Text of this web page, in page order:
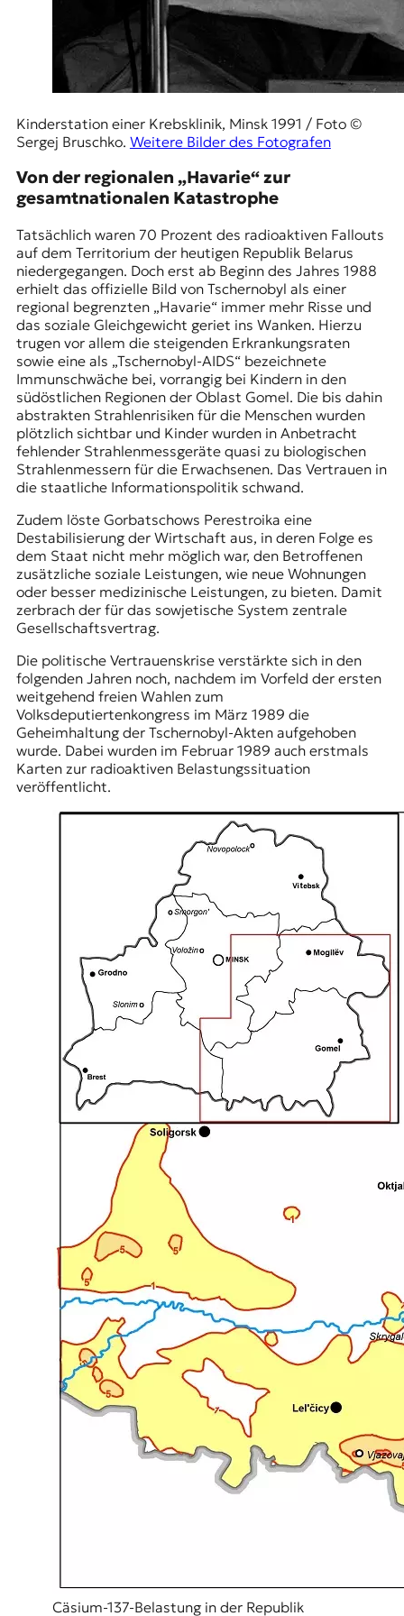
Kinderstation einer Krebsklinik, Minsk 1991 / Foto ©
Sergej Bruschko. Weitere Bilder des Fotografen
Von der regionalen „Havarie“ zur
gesamtnationalen Katastrophe
Tatsächlich waren 70 Prozent des radioaktiven Fallouts
auf dem Territorium der heutigen Republik Belarus
niedergegangen. Doch erst ab Beginn des Jahres 1988
erhielt das offizielle Bild von Tschernobyl als einer
regional begrenzten „Havarie“ immer mehr Risse und
das soziale Gleichgewicht geriet ins Wanken. Hierzu
trugen vor allem die steigenden Erkrankungsraten
sowie eine als „Tschernobyl-AIDS“ bezeichnete
Immunschwäche bei, vorrangig bei Kindern in den
südöstlichen Regionen der Oblast Gomel. Die bis dahin
abstrakten Strahlenrisiken für die Menschen wurden
plötzlich sichtbar und Kinder wurden in Anbetracht
fehlender Strahlenmessgeräte quasi zu biologischen
Strahlenmessern für die Erwachsenen. Das Vertrauen in
die staatliche Informationspolitik schwand.
Zudem löste Gorbatschows Perestroika eine
Destabilisierung der Wirtschaft aus, in deren Folge es
dem Staat nicht mehr möglich war, den Betroffenen
zusätzliche soziale Leistungen, wie neue Wohnungen
oder besser medizinische Leistungen, zu bieten. Damit
zerbrach der für das sowjetische System zentrale
Gesellschaftsvertrag.
Die politische Vertrauenskrise verstärkte sich in den
folgenden Jahren noch, nachdem im Vorfeld der ersten
weitgehend freien Wahlen zum
Volksdeputiertenkongress im März 1989 die
Geheimhaltung der Tschernobyl-Akten aufgehoben
wurde. Dabei wurden im Februar 1989 auch erstmals
Karten zur radioaktiven Belastungssituation
veröffentlicht.
Cäsium-137-Belastung in der Republik